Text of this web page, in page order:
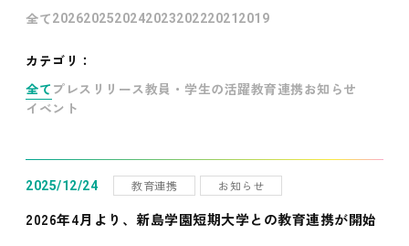
全て202620252024202320222021 2019
カテゴリ：
全て プレスリリース教員・学生の活躍教育連携お知らせ
イベント
2025/12/24 教育連携 お知らせ
2026年4月より、新島学園短期大学との教育連携が開始